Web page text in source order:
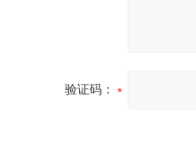
验证码：